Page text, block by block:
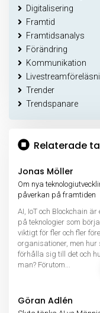
Digitalisering
Framtid
Framtidsanalys
Förändring
Kommunikation
Trender
Trendspanare
Relaterade
Jonas Möller
Om nya
påverkan på framtiden
AI, IoT och Blockchain är
på teknologier som
viktigt för fler och fler
organisationer, men hur
förhålla sig till det och
man? Förutom...
Göran Adlén